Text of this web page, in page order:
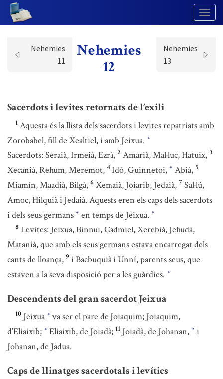
Nehemies
11
Nehemies
12
Nehemies
13
Sacerdots i levites retornats de l’exili
1 Aquesta és la llista dels sacerdots i levites repatriats amb
Zorobabel, fill de Xealtiel, i amb Jeixua. *
Sacerdots: Seraià, Irmeià, Ezrà, 2 Amarià, Mal·luc, Hatuix, 3
Xecanià, Rehum, Meremot, 4 Idó, Guinnetoi, * Abià, 5
Miamín, Maadià, Bilgà, 6 Xemaià, Joiarib, Jedaià, 7 Sal·lú,
Amoc, Hilquià i Jedaià. Aquests eren els caps dels sacerdots
i dels seus germans * en temps de Jeixua. *
8 Levites: Jeixua, Binnui, Cadmiel, Xerebià, Jehudà,
Matanià, que amb els seus germans estava encarregat dels
cants de lloança, 9 i Bacbuquià i Unní, parents seus, que
estaven a la seva disposició per a les guàrdies. *
Descendents del gran sacerdot Jeixua
10 Jeixua * va ser el pare de Joiaquim; Joiaquim,
d’Eliaixib; * Eliaixib, de Joiadà; 11 Joiadà, de Johanan, * i
Johanan, de Jadua.
Caps de llinatges sacerdotals i levítics